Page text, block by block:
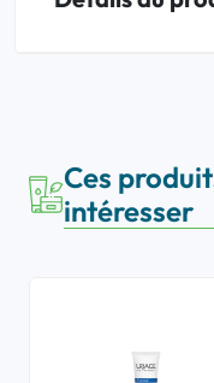
Ces
intéresser